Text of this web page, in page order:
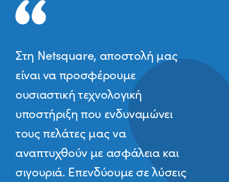
Στη Netsquare, αποστολή μας
είναι να προσφέρουμε
ουσιαστική τεχνολογική
υποστήριξη που ενδυναμώνει
τους πελάτες μας να
αναπτυχθούν με ασφάλεια και
σιγουριά. Επενδύουμε σε λύσεις